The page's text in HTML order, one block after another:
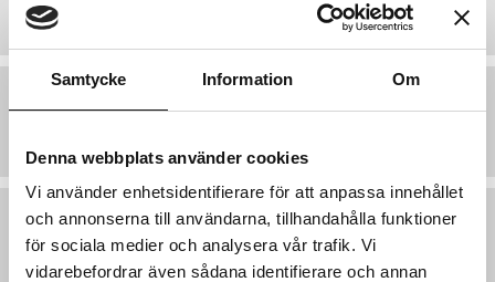
Samtycke Information Om
Denna webbplats använder cookies
Vi använder enhetsidentifierare för att anpassa innehållet
och annonserna till användarna, tillhandahålla funktioner
för sociala medier och analysera vår trafik. Vi
vidarebefordrar även sådana identifierare och annan
Vilka olika betalningssätt kan jag välja mellan?
Var kommer kvitto på mitt köp?